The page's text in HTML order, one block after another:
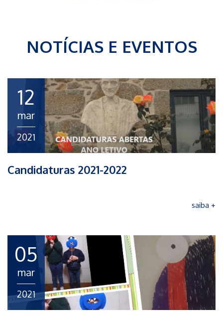
NOTÍCIAS E EVENTOS
12
mar
2021
Candidaturas 2021-2022
saiba +
05
mar
2021